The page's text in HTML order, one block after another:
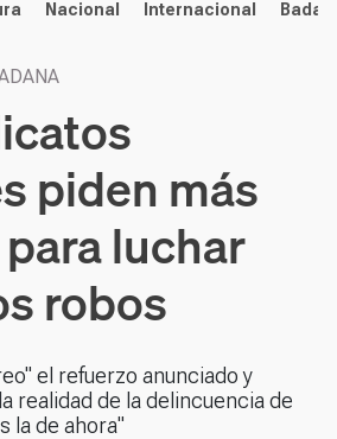
Nacional Internacional
piden más
luchar
robos
el refuerzo anunciado y
realidad de la delincuencia de
la de ahora"